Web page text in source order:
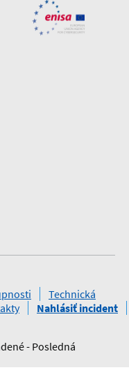
Technická
Nahlásiť incident
- Posledná